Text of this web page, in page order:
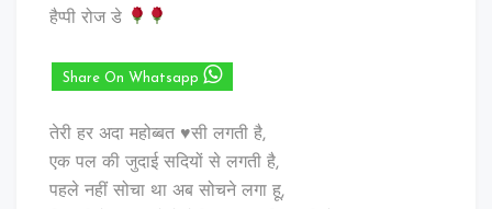
हैप्पी रोज डे
Share On Whatsapp
तेरी हर अदा महोब्बत ♥️सी लगती है,
एक पल की जुदाई सदियों से लगती है,
पहले नहीं सोचा था अब सोचने लगा हू,